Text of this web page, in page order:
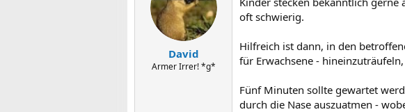
e
l
l
t
a
m
David
Armer Irrer! *g*
oft schwierig.
Hilfreich ist dann, in den
für Erwachsene -
Fünf Minuten sollte gewartet
durch die Nase auszuatmen -